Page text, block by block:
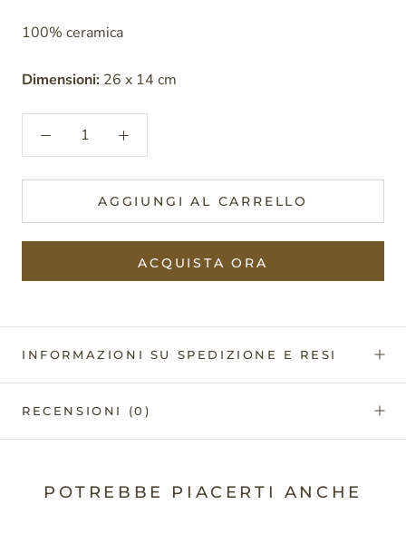
100% ceramica
Dimensioni: 26 x 14 cm
AGGIUNGI AL CARRELLO
ACQUISTA ORA
INFORMAZIONI SU SPEDIZIONE E RESI
RECENSIONI (0)
POTREBBE PIACERTI ANCHE